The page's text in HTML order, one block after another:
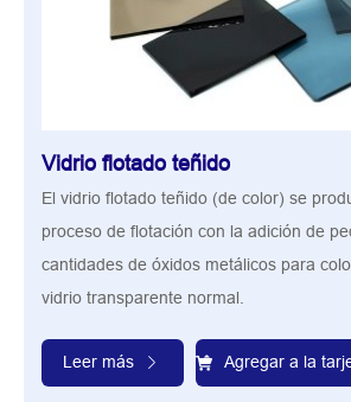
Vidrio flotado teñido
El vidrio flotado teñido (de color) se
proceso de flotación con la adición de
cantidades de óxidos metálicos para
vidrio transparente normal.
Leer más Agregar a la